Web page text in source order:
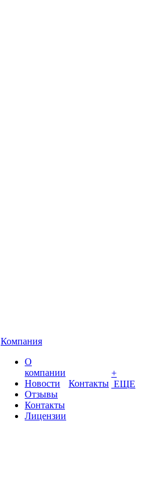
Компания
О
компании
Новости
Отзывы
Контакты
Лицензии
Контакты
+
ЕЩЕ